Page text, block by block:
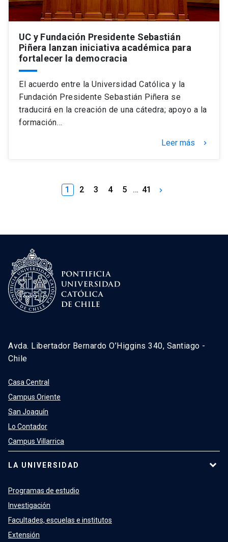
UC y Fundación Presidente Sebastián
Piñera lanzan iniciativa académica para
fortalecer la democracia
El acuerdo entre la Universidad Católica y la
Fundación Presidente Sebastián Piñera se
traducirá en la creación de una cátedra; apoyo a la
formación…
Leer más keyboard_arrow_right
1 2 3 4 5 … 41 keyboard_arrow_right
Avda. Libertador Bernardo O’Higgins 340, Santiago -
Chile
Casa Central
Campus Oriente
San Joaquín
Lo Contador
Campus Villarrica
LA UNIVERSIDAD
Programas de estudio
Investigación
Facultades, escuelas e institutos
Extensión